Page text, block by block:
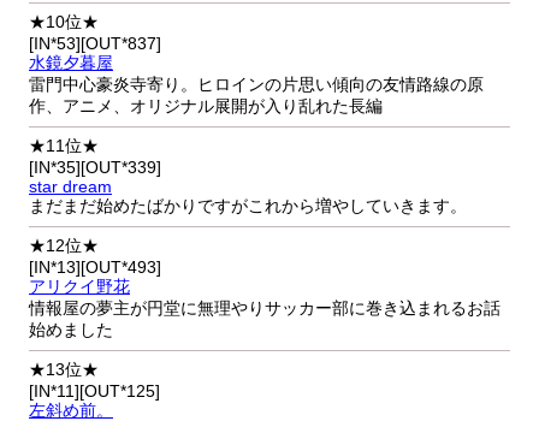
★10位★
[IN*53][OUT*837]
水鏡夕暮屋
雷門中心豪炎寺寄り。ヒロインの片思い傾向の友情路線の原
作、アニメ、オリジナル展開が入り乱れた長編
★11位★
[IN*35][OUT*339]
star dream
まだまだ始めたばかりですがこれから増やしていきます。
★12位★
[IN*13][OUT*493]
アリクイ野花
情報屋の夢主が円堂に無理やりサッカー部に巻き込まれるお話
始めました
★13位★
[IN*11][OUT*125]
左斜め前。